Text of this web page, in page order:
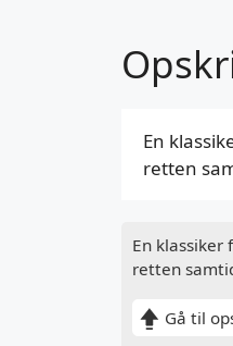
En
retten
Gå til
En
retten